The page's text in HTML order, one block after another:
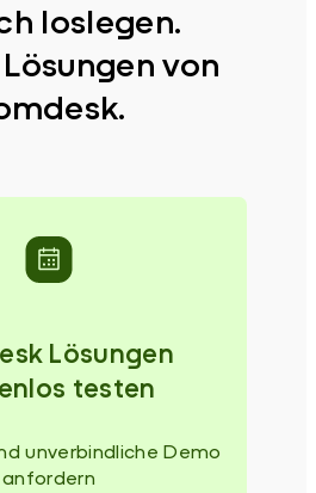
loslegen.
von
Lösungen
testen
unverbindliche Demo
anfordern